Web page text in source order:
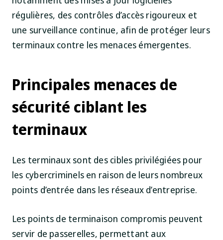
régulières, des contrôles d’accès rigoureux et
une surveillance continue, afin de protéger leurs
terminaux contre les menaces émergentes.
Principales menaces de
sécurité ciblant les
terminaux
Les terminaux sont des cibles privilégiées pour
les cybercriminels en raison de leurs nombreux
points d’entrée dans les réseaux d’entreprise.
Les points de terminaison compromis peuvent
servir de passerelles, permettant aux